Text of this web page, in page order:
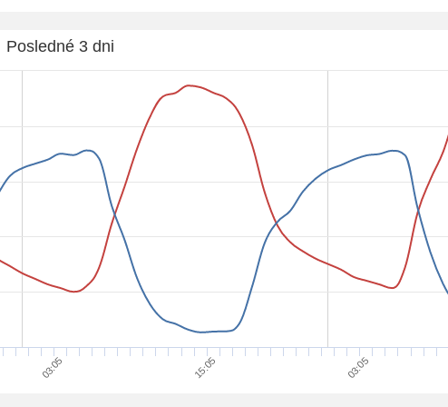
Posledné 3 dni
03:05 15:05 03:05